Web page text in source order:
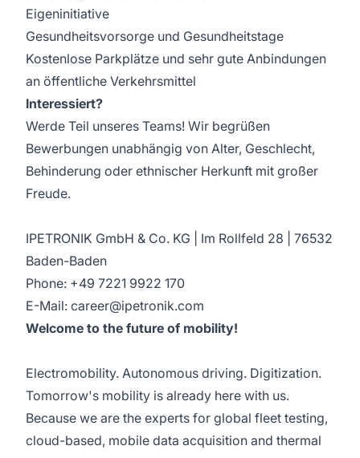
Eigeninitiative
Gesundheitsvorsorge und Gesundheitstage
Kostenlose Parkplätze und sehr gute Anbindungen
an öffentliche Verkehrsmittel
Interessiert?
Werde Teil unseres Teams! Wir begrüßen
Bewerbungen unabhängig von Alter, Geschlecht,
Behinderung oder ethnischer Herkunft mit großer
Freude.
IPETRONIK GmbH & Co. KG | Im Rollfeld 28 | 76532
Baden-Baden
Phone: +49 7221 9922 170
E-Mail: career@ipetronik.com
Welcome to the future of mobility!
Electromobility. Autonomous driving. Digitization.
Tomorrow's mobility is already here with us.
Because we are the experts for global fleet testing,
cloud-based, mobile data acquisition and thermal